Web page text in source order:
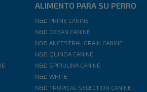
ALIMENTO PARA SU PERRO
N&D PRIME CANINE
N&D OCEAN CANINE
N&D ANCESTRAL GRAIN CANINE
N&D QUINOA CANINE
N&D SPIRULINA CANINE
N&D WHITE
N&D TROPICAL SELECTION CANINE